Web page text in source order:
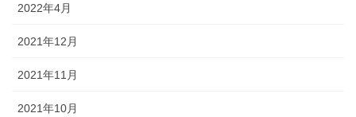
2022年4月
2021年12月
2021年11月
2021年10月